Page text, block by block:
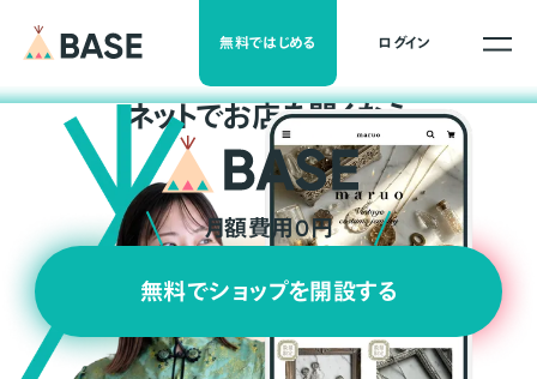
無料ではじめる ログイン
ネットでお店を開くなら
月額費用0円
無料でショップを開設する